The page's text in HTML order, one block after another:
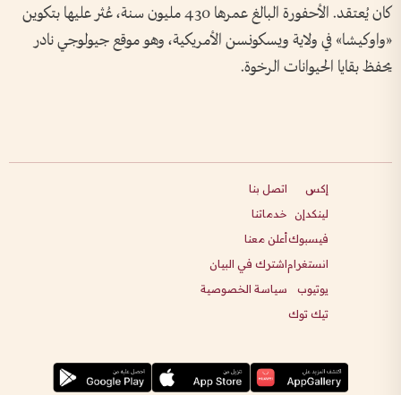
كان يُعتقد. الأحفورة البالغ عمرها 430 مليون سنة، عُثر عليها بتكوين
«واوكيشا» في ولاية ويسكونسن الأمريكية، وهو موقع جيولوجي نادر
يحفظ بقايا الحيوانات الرخوة.
إكس
لينكدإن
فيسبوك
انستغرام
يوتيوب
تيك توك
اتصل بنا
خدماتنا
أعلن معنا
اشترك في البيان
سياسة الخصوصية